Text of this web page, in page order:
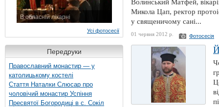
В обласній лікарні
Усі фотосесії
Передруки
Православний монастир — у
католицькому костелі
Стаття Наталки Слюсар про
чоловічий монастир Успіння
Пресвятої Богородиці в с. Сокіл
Волинський Матфей,
Микола Цап, ректор
у священичому сані...
01 червня 2012 р. Фотосесія